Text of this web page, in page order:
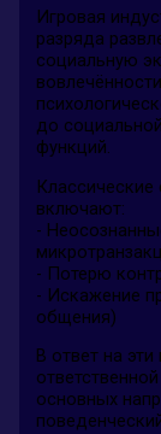
Игровая
разряда
социальную
до
функций.
включают:
-
- Потерю
- Искажение
общения)
В ответ на
основных